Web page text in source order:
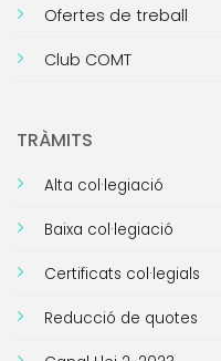
Ofertes de treball
Club COMT
TRÀMITS
Alta col·legiació
Baixa col·legiació
Certificats col·legials
Reducció de quotes